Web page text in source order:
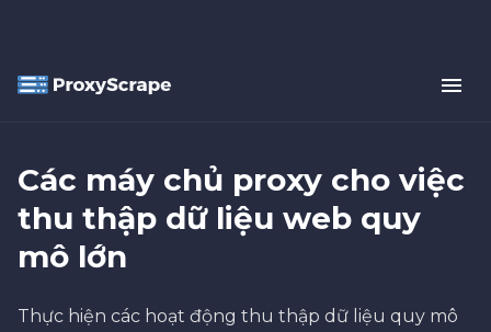
Các máy chủ proxy cho việc
thu thập dữ liệu web quy
mô lớn
Thực hiện các hoạt động thu thập dữ liệu quy mô